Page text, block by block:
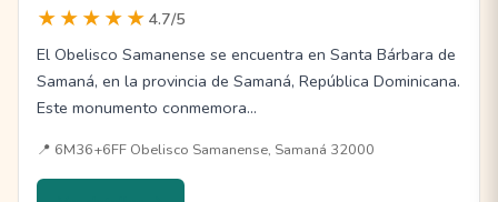
★★★★★ 4.7/5
El Obelisco Samanense se encuentra en Santa Bárbara de
Samaná, en la provincia de Samaná, República Dominicana.
Este monumento conmemora…
📍 6M36+6FF Obelisco Samanense, Samaná 32000